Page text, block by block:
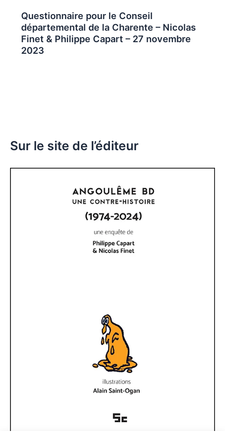
Sur le site de l’éditeur
Questionnaire pour le Conseil
départemental de la Charente – Nicolas
Finet & Philippe Capart – 27 novembre
2023